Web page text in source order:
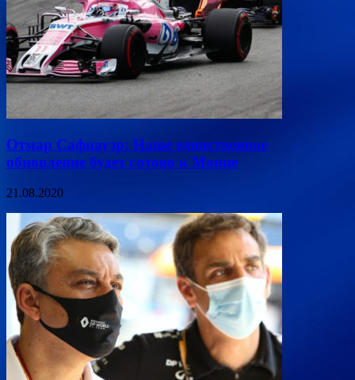
Отмар Сафнауэр: Наше единственное
обновление будет готово к Монце
21.08.2020